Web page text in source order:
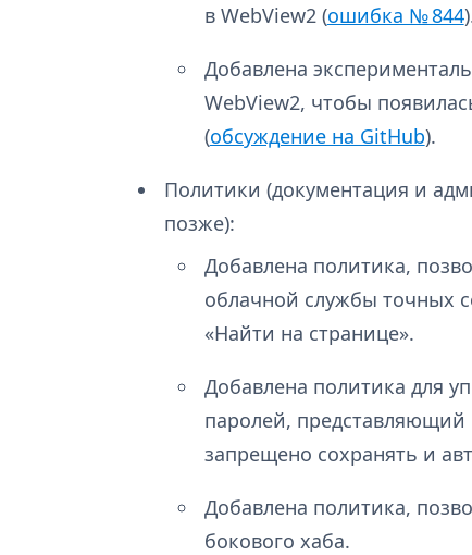
в WebView2 (ошибка № 844
Добавлена
WebView2, чтобы
(обсуждение на GitHub).
Политики (документация и
позже):
Добавлена политика,
облачной службы точных
«Найти на странице».
Добавлена политика для
паролей, представляющий
запрещено сохранять и
Добавлена политика,
бокового хаба.